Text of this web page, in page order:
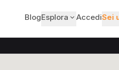
BlogEsplora AccediSei